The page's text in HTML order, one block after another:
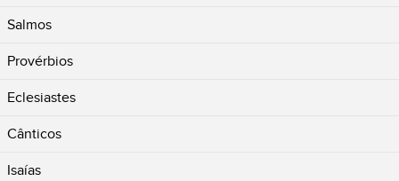
Salmos
Provérbios
Eclesiastes
Cânticos
Isaías